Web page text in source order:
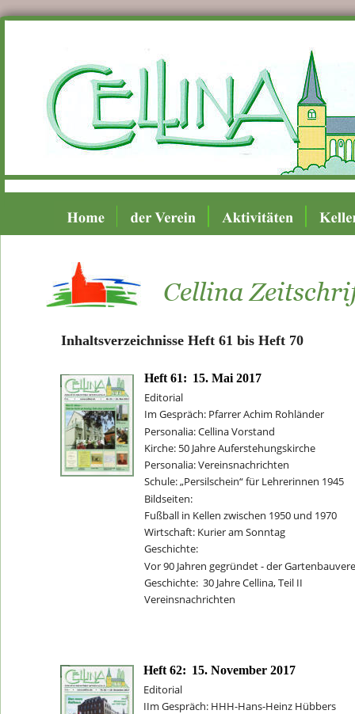
Cellina
Editorial
Im Gespräch: Pfarrer Achim Rohländer
Personalia: Cellina Vorstand
Kirche: 50 Jahre Auferstehungskirche
Personalia: Vereinsnachrichten
Schule: „Persilschein“ für Lehrerinnen 1945
Bildseiten:
Fußball in Kellen zwischen 1950 und 1970
Wirtschaft: Kurier am Sonntag
Geschichte:
Vor 90 Jahren gegründet - der
Geschichte:  30 Jahre Cellina, Teil II
Vereinsnachrichten
Heft 61: 15. Mai 2017
Inhaltsverzeichnisse Heft 61 bis Heft 70
Editorial
IIm Gespräch: HHH-Hans-Heinz Hübbers
Heft 62: 15. November 2017